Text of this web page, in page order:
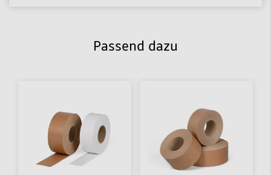
Passend dazu